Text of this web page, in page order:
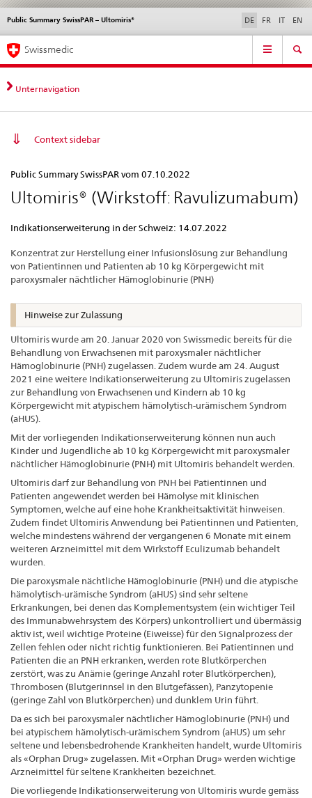
Direktnavigation
News,
Rechtsgrundlagen,
Kontakt
News & Updates Kontakt | Support & Hilfe
Public Summary SwissPAR – Ultomiris®
Sprachwahl DE FR IT EN
Service
Hauptnavigation
Swissmedic
Unternavigation
Context sidebar
Summary
SwissPAR
–
Public Summary SwissPAR vom 07.10.2022
Ultomiris® (Wirkstoff: Ravulizumabum)
Indikationserweiterung in der Schweiz: 14.07.2022
Konzentrat zur Herstellung einer Infusionslösung zur Behandlung
von Patientinnen und Patienten ab 10 kg Körpergewicht mit
paroxysmaler nächtlicher Hämoglobinurie (PNH)
Hinweise zur Zulassung
Ultomiris wurde am 20. Januar 2020 von Swissmedic bereits für die
Behandlung von Erwachsenen mit paroxysmaler nächtlicher
Hämoglobinurie (PNH) zugelassen. Zudem wurde am 24. August
2021 eine weitere Indikationserweiterung zu Ultomiris zugelassen
zur Behandlung von Erwachsenen und Kindern ab 10 kg
Körpergewicht mit atypischem hämolytisch-urämischem Syndrom
(aHUS).
Mit der vorliegenden Indikationserweiterung können nun auch
Kinder und Jugendliche ab 10 kg Körpergewicht mit paroxysmaler
nächtlicher Hämoglobinurie (PNH) mit Ultomiris behandelt werden.
Ultomiris darf zur Behandlung von PNH bei Patientinnen und
Patienten angewendet werden bei Hämolyse mit klinischen
Symptomen, welche auf eine hohe Krankheitsaktivität hinweisen.
Zudem findet Ultomiris Anwendung bei Patientinnen und Patienten,
welche mindestens während der vergangenen 6 Monate mit einem
weiteren Arzneimittel mit dem Wirkstoff Eculizumab behandelt
wurden.
Die paroxysmale nächtliche Hämoglobinurie (PNH) und die atypische
hämolytisch-urämische Syndrom (aHUS) sind sehr seltene
Erkrankungen, bei denen das Komplementsystem (ein wichtiger Teil
des Immunabwehrsystem des Körpers) unkontrolliert und übermässig
aktiv ist, weil wichtige Proteine (Eiweisse) für den Signalprozess der
Zellen fehlen oder nicht richtig funktionieren. Bei Patientinnen und
Patienten die an PNH erkranken, werden rote Blutkörperchen
zerstört, was zu Anämie (geringe Anzahl roter Blutkörperchen),
Thrombosen (Blutgerinnsel in den Blutgefässen), Panzytopenie
(geringe Zahl von Blutkörperchen) und dunklem Urin führt.
Da es sich bei paroxysmaler nächtlicher Hämoglobinurie (PNH) und
bei atypischem hämolytisch-urämischem Syndrom (aHUS) um sehr
seltene und lebensbedrohende Krankheiten handelt, wurde Ultomiris
als «Orphan Drug» zugelassen. Mit «Orphan Drug» werden wichtige
Arzneimittel für seltene Krankheiten bezeichnet.
Die vorliegende Indikationserweiterung von Ultomiris wurde gemäss